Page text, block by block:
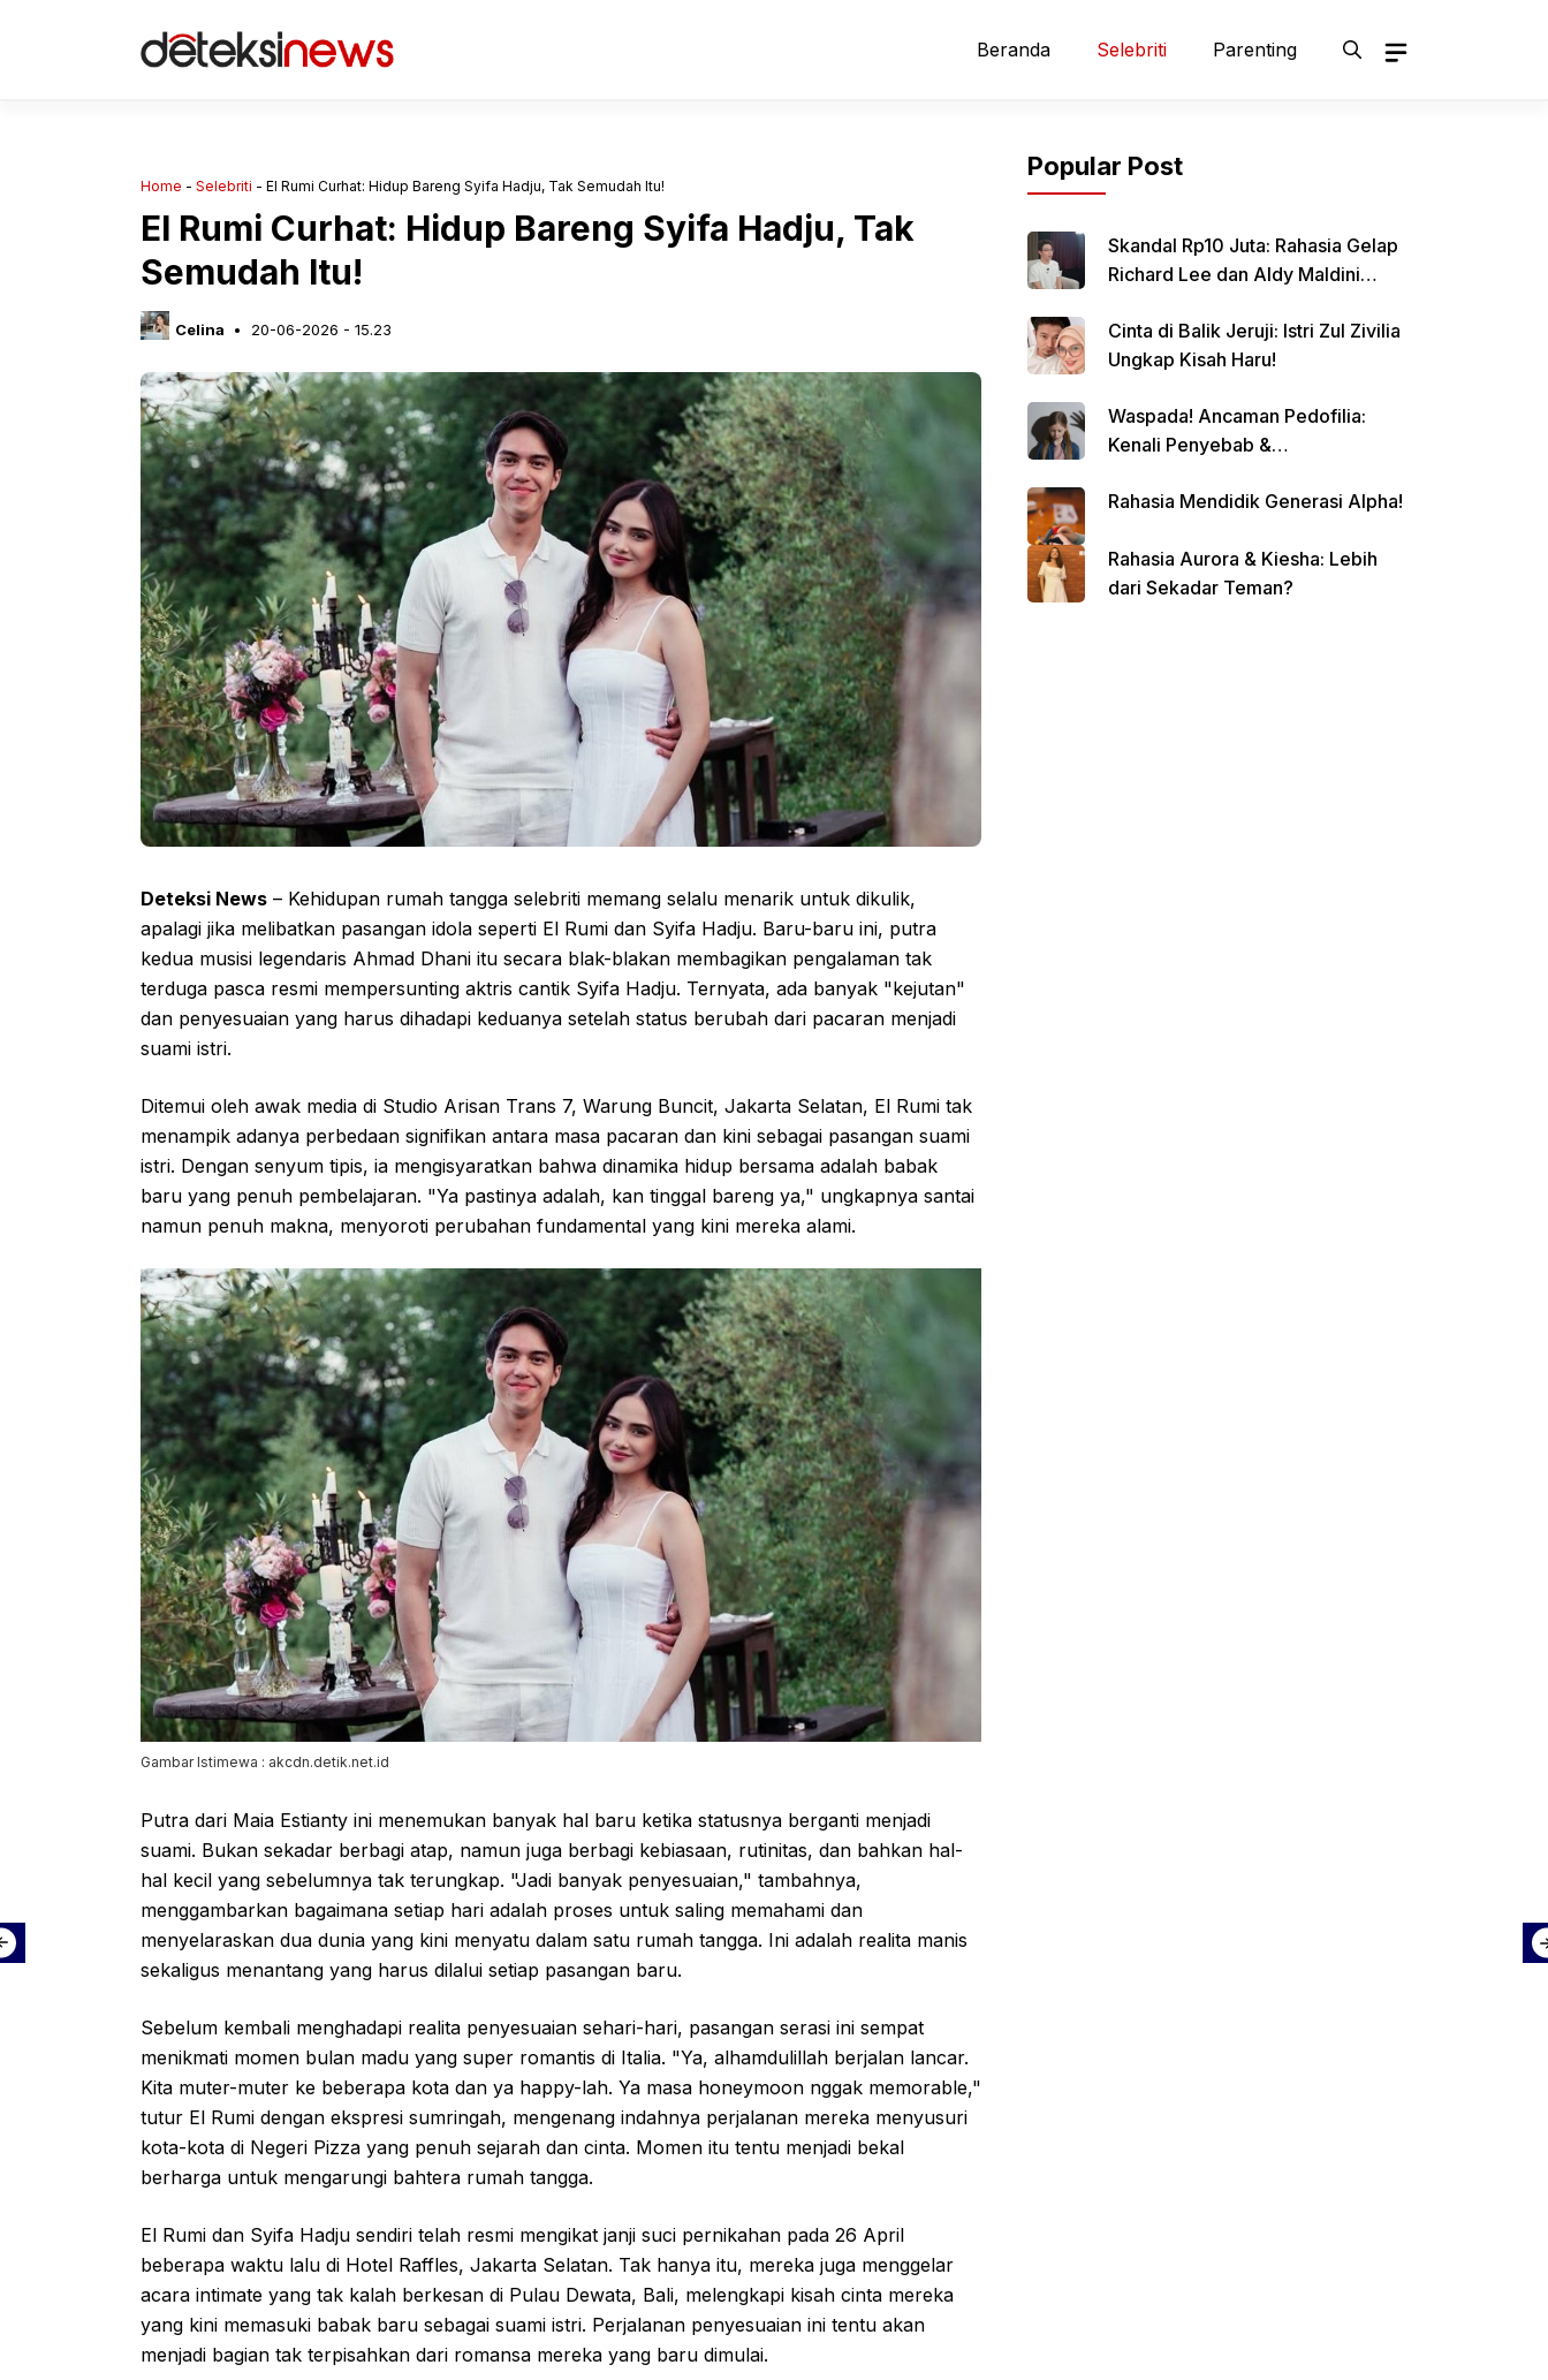
Beranda Selebriti Parenting
Home - Selebriti - El Rumi Curhat: Hidup Bareng Syifa Hadju, Tak Semudah Itu!
El Rumi Curhat: Hidup Bareng Syifa Hadju, Tak
Semudah Itu!
Celina 20-06-2026 - 15.23
Deteksi News – Kehidupan rumah tangga selebriti memang selalu menarik untuk dikulik,
apalagi jika melibatkan pasangan idola seperti El Rumi dan Syifa Hadju. Baru-baru ini, putra
kedua musisi legendaris Ahmad Dhani itu secara blak-blakan membagikan pengalaman tak
terduga pasca resmi mempersunting aktris cantik Syifa Hadju. Ternyata, ada banyak "kejutan"
dan penyesuaian yang harus dihadapi keduanya setelah status berubah dari pacaran menjadi
suami istri.
Ditemui oleh awak media di Studio Arisan Trans 7, Warung Buncit, Jakarta Selatan, El Rumi tak
menampik adanya perbedaan signifikan antara masa pacaran dan kini sebagai pasangan suami
istri. Dengan senyum tipis, ia mengisyaratkan bahwa dinamika hidup bersama adalah babak
baru yang penuh pembelajaran. "Ya pastinya adalah, kan tinggal bareng ya," ungkapnya santai
namun penuh makna, menyoroti perubahan fundamental yang kini mereka alami.
Gambar Istimewa : akcdn.detik.net.id
Putra dari Maia Estianty ini menemukan banyak hal baru ketika statusnya berganti menjadi
suami. Bukan sekadar berbagi atap, namun juga berbagi kebiasaan, rutinitas, dan bahkan hal-
hal kecil yang sebelumnya tak terungkap. "Jadi banyak penyesuaian," tambahnya,
menggambarkan bagaimana setiap hari adalah proses untuk saling memahami dan
menyelaraskan dua dunia yang kini menyatu dalam satu rumah tangga. Ini adalah realita manis
sekaligus menantang yang harus dilalui setiap pasangan baru.
Sebelum kembali menghadapi realita penyesuaian sehari-hari, pasangan serasi ini sempat
menikmati momen bulan madu yang super romantis di Italia. "Ya, alhamdulillah berjalan lancar.
Kita muter-muter ke beberapa kota dan ya happy-lah. Ya masa honeymoon nggak memorable,"
tutur El Rumi dengan ekspresi sumringah, mengenang indahnya perjalanan mereka menyusuri
kota-kota di Negeri Pizza yang penuh sejarah dan cinta. Momen itu tentu menjadi bekal
berharga untuk mengarungi bahtera rumah tangga.
El Rumi dan Syifa Hadju sendiri telah resmi mengikat janji suci pernikahan pada 26 April
beberapa waktu lalu di Hotel Raffles, Jakarta Selatan. Tak hanya itu, mereka juga menggelar
acara intimate yang tak kalah berkesan di Pulau Dewata, Bali, melengkapi kisah cinta mereka
yang kini memasuki babak baru sebagai suami istri. Perjalanan penyesuaian ini tentu akan
menjadi bagian tak terpisahkan dari romansa mereka yang baru dimulai.
Popular Post
Skandal Rp10 Juta: Rahasia Gelap
Richard Lee dan Aldy Maldini
Cinta di Balik Jeruji: Istri Zul Zivilia
Ungkap Kisah Haru!
Waspada! Ancaman Pedofilia:
Kenali Penyebab &
Rahasia Mendidik Generasi Alpha!
Rahasia Aurora & Kiesha: Lebih
dari Sekadar Teman?